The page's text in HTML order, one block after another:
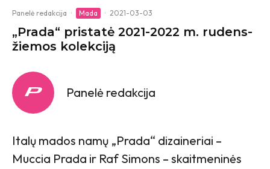
Panelė redakcija · Mada · 2021-03-03
„Prada“ pristatė 2021-2022 m. rudens-
žiemos kolekciją
Panelė redakcija
Italų mados namų „Prada“ dizaineriai –
Muccia Prada ir Raf Simons – skaitmeninės